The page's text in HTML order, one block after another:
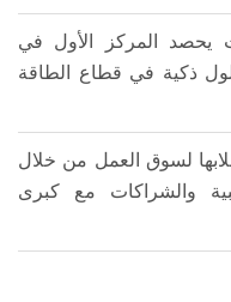
يحصد المركز الأول في
ذكية في قطاع الطاقة
لسوق العمل من خلال
والشراكات مع كبرى